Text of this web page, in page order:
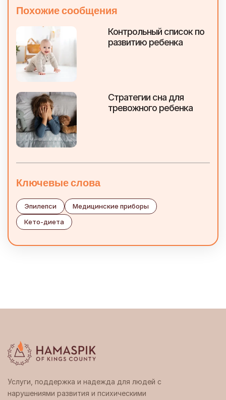
Похожие сообщения
Контрольный список по
развитию ребенка
Стратегии сна для
тревожного ребенка
Ключевые слова
Эпилепси
Медицинские приборы
Кето-диета
Услуги, поддержка и надежда для людей с
нарушениями развития и психическими